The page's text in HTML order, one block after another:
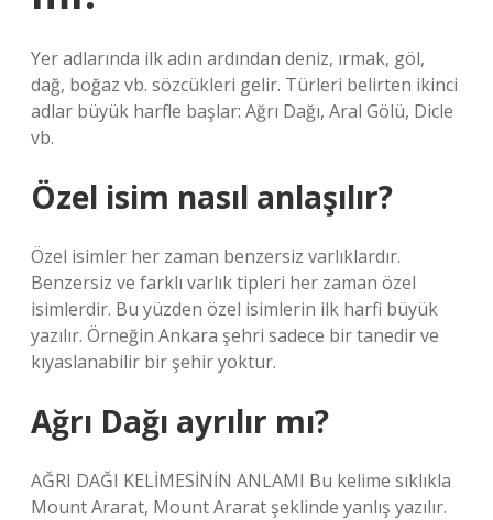
Yer adlarında ilk adın ardından deniz, ırmak, göl,
dağ, boğaz vb. sözcükleri gelir. Türleri belirten ikinci
adlar büyük harfle başlar: Ağrı Dağı, Aral Gölü, Dicle
vb.
Özel isim nasıl anlaşılır?
Özel isimler her zaman benzersiz varlıklardır.
Benzersiz ve farklı varlık tipleri her zaman özel
isimlerdir. Bu yüzden özel isimlerin ilk harfi büyük
yazılır. Örneğin Ankara şehri sadece bir tanedir ve
kıyaslanabilir bir şehir yoktur.
Ağrı Dağı ayrılır mı?
AĞRI DAĞI KELİMESİNİN ANLAMI Bu kelime sıklıkla
Mount Ararat, Mount Ararat şeklinde yanlış yazılır.